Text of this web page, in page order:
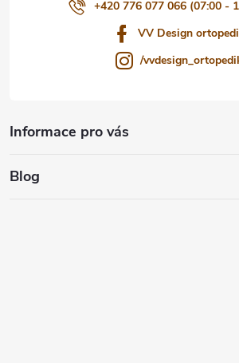
+420 776 077 066 (07:00 -
VV Design
/
Informace pro vás
Blog